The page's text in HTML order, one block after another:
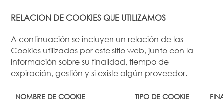
RELACION DE COOKIES QUE UTILIZAMOS
A continuación se incluyen un relación de las
Cookies utilizadas por este sitio web, junto con la
información sobre su finalidad, tiempo de
expiración, gestión y si existe algún proveedor.
NOMBRE DE COOKIE TIPO DE COOKIE